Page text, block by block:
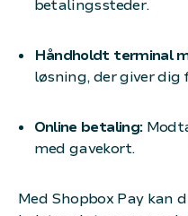
betalingssteder.
Håndholdt terminal
løsning, der giver dig
Online betaling:
med gavekort.
Med Shopbox Pay kan